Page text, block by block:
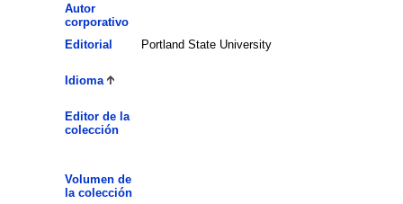
Autor
corporativo
Editorial
Portland State University
Idioma
Editor de la
colección
Volumen de
la colección